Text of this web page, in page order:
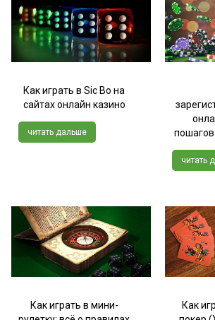
Как играть в Sic Bo на
сайтах онлайн казино
читать дальше
читать
Как играть в мини-
Как